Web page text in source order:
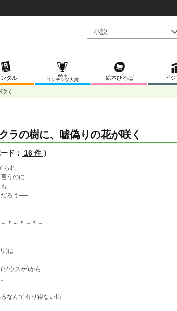
ンタル
Web
コンテンツ大賞
絵本ひろば ビ
く
ラの樹に、嘘偽りの花が咲く
ド： 16 件 ）
られ
うのに
だろう──
＊～＊～＊～
)は
ソウスケ)から
なんて有り得ない!!』